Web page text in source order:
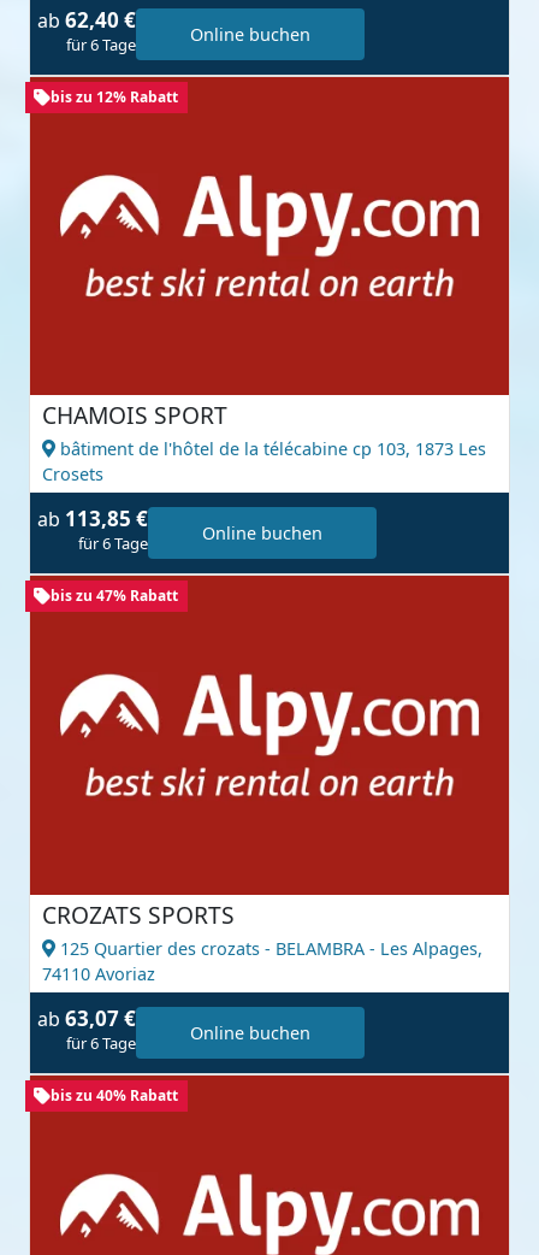
ab 62,40 €
für 6 Tage Online buchen
bis zu 12% Rabatt
CHAMOIS SPORT
bâtiment de l'hôtel de la télécabine cp 103, 1873 Les
Crosets
ab 113,85 €
für 6 Tage Online buchen
bis zu 47% Rabatt
CROZATS SPORTS
125 Quartier des crozats - BELAMBRA - Les Alpages,
74110 Avoriaz
ab 63,07 €
für 6 Tage Online buchen
bis zu 40% Rabatt